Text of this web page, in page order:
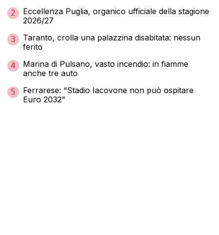
2
Eccellenza Puglia, organico ufficiale della stagione
2026/27
3
Taranto, crolla una palazzina disabitata: nessun
ferito
4
Marina di Pulsano, vasto incendio: in fiamme
anche tre auto
5
Ferrarese: “Stadio Iacovone non può ospitare
Euro 2032”